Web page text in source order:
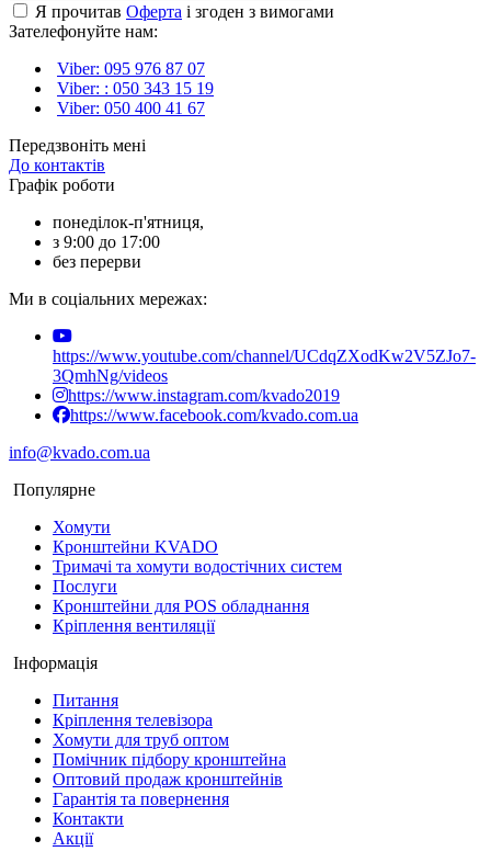
Я прочитав Оферта і згоден з вимогами
Зателефонуйте нам:
Viber: 095 976 87 07
Viber: : 050 343 15 19‬
Viber: 050 400 41 67
Передзвоніть мені
До контактів
Графік роботи
понеділок-п'ятниця,
з 9:00 до 17:00
без перерви
Ми в соціальних мережах:
https://www.youtube.com/channel/UCdqZXodKw2V5ZJo7-
3QmhNg/videos
https://www.instagram.com/kvado2019
https://www.facebook.com/kvado.com.ua
info@kvado.com.ua
Популярне
Хомути
Кронштейни KVADO
Тримачі та хомути водостічних систем
Послуги
Кронштейни для POS обладнання
Кріплення вентиляції
Інформація
Питання
Кріплення телевізора
Хомути для труб оптом
Помічник підбору кронштейна
Оптовий продаж кронштейнів
Гарантія та повернення
Контакти
Акції